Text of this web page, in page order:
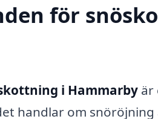
för
i Hammarby är
handlar om